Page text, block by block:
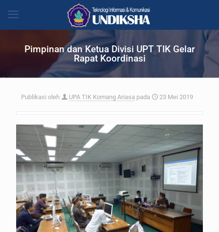
Pimpinan dan Ketua Divisi UPT TIK Gelar
Rapat Koordinasi
Publikasi oleh UPA TIK Komang Ariasa pada 23 Mei 2019